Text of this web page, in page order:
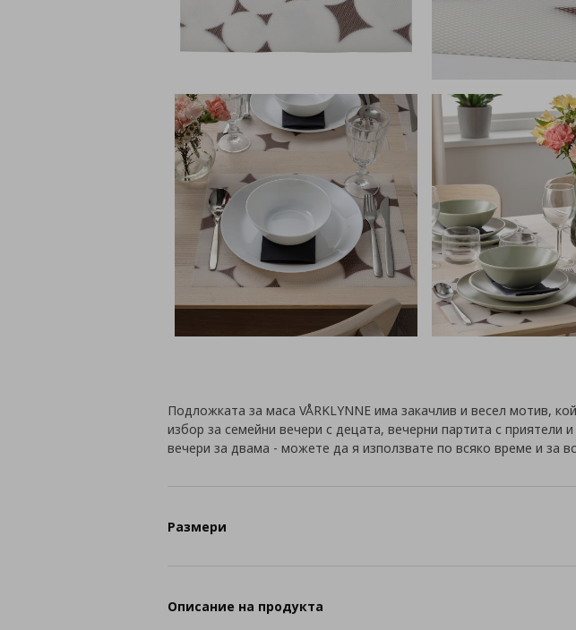
Подложката за маса VÅRKLYNNE има закачлив и весел мотив,
избор за семейни вечери с децата, вечерни партита с приятели
вечери за двама - можете да я използвате по всяко време и за
Размери
Описание на продукта